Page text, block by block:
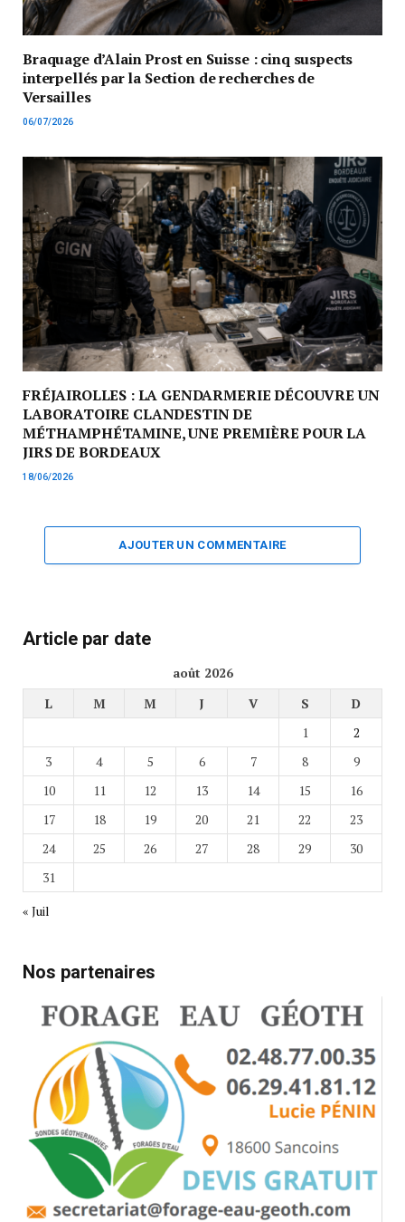
Braquage d’Alain Prost en Suisse : cinq suspects
interpellés par la Section de recherches de
Versailles
06/07/2026
FRÉJAIROLLES : LA GENDARMERIE DÉCOUVRE UN
LABORATOIRE CLANDESTIN DE
MÉTHAMPHÉTAMINE, UNE PREMIÈRE POUR LA
JIRS DE BORDEAUX
18/06/2026
AJOUTER UN COMMENTAIRE
Article par date
août 2026
L
M M J V S
D
1
2
3
4 5 6 7 8
9
10
11 12 13 14 15
16
17
18 19 20 21 22
23
24
25 26 27 28 29
30
31
« Juil
Nos partenaires